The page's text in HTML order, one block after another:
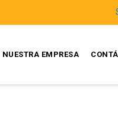
NUESTRA EMPRESA